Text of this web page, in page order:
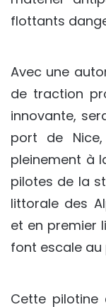
flottants
Avec une
de traction
innovante,
port de
pleinement à
pilotes de la
littorale des
et en premier
font escale au
Cette pilotine